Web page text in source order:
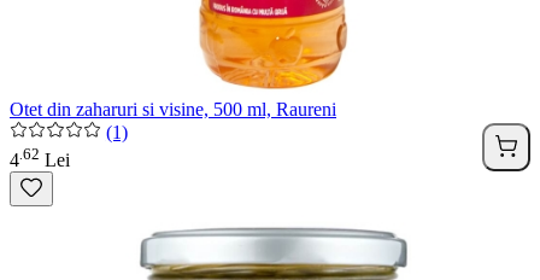
Otet din zaharuri si visine, 500 ml, Raureni
(1)
4 62 Lei